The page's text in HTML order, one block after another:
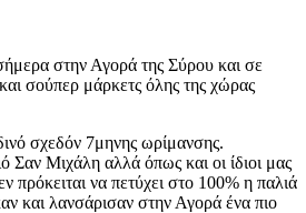
στην Αγορά της Σύρου και σε
σούπερ μάρκετς όλης της χώρας
σχεδόν 7μηνης ωρίμανσης.
Σαν Μιχάλη αλλά όπως και οι ίδιοι μας
πρόκειται να πετύχει στο 100% η παλιά
και λανσάρισαν στην Αγορά ένα πιο